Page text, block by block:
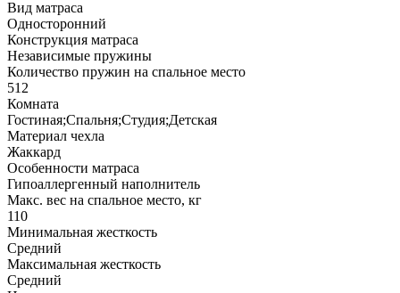
Вид матраса
Односторонний
Конструкция матраса
Независимые пружины
Количество пружин на спальное место
512
Комната
Гостиная;Спальня;Студия;Детская
Материал чехла
Жаккард
Особенности матраса
Гипоаллергенный наполнитель
Макс. вес на спальное место, кг
110
Минимальная жесткость
Средний
Максимальная жесткость
Средний